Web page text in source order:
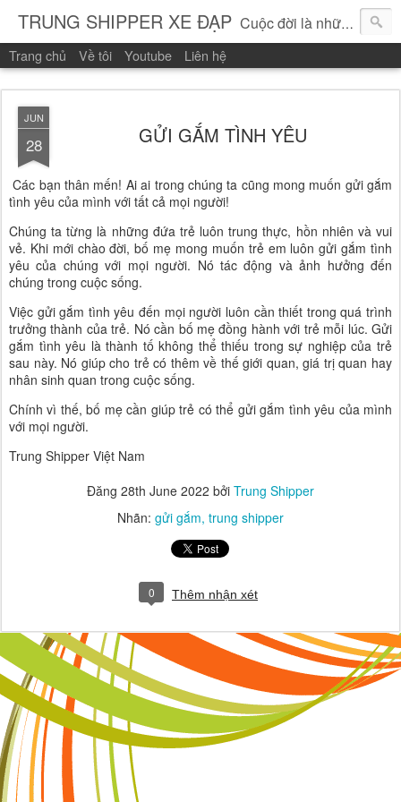
TRUNG SHIPPER XE ĐẠP Cuộc đời là những vòng quay!
Trang chủ Về tôi Youtube Liên hệ
JUN
28 GỬI GẮM TÌNH YÊU
Các bạn thân mến! Ai ai trong chúng ta cũng mong muốn gửi gắm
tình yêu của mình với tất cả mọi người!
Chúng ta từng là những đứa trẻ luôn trung thực, hồn nhiên và vui
vẻ. Khi mới chào đời, bố mẹ mong muốn trẻ em luôn gửi gắm tình
yêu của chúng với mọi người. Nó tác động và ảnh hưởng đến
chúng trong cuộc sống.
Việc gửi gắm tình yêu đến mọi người luôn cần thiết trong quá trình
trưởng thành của trẻ. Nó cần bố mẹ đồng hành với trẻ mỗi lúc. Gửi
gắm tình yêu là thành tố không thể thiếu trong sự nghiệp của trẻ
sau này. Nó giúp cho trẻ có thêm về thế giới quan, giá trị quan hay
nhân sinh quan trong cuộc sống.
Chính vì thế, bố mẹ cần giúp trẻ có thể gửi gắm tình yêu của mình
với mọi người.
Trung Shipper Việt Nam
Đăng 28th June 2022 bởi Trung Shipper
Nhãn: gửi gắm trung shipper
0 Thêm nhận xét